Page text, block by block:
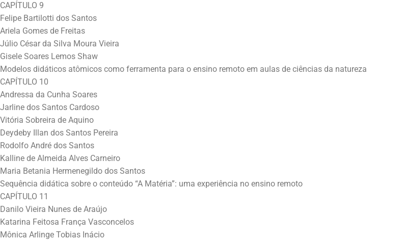
CAPÍTULO 9
Felipe Bartilotti dos Santos
Ariela Gomes de Freitas
Júlio César da Silva Moura Vieira
Gisele Soares Lemos Shaw
Modelos didáticos atômicos como ferramenta para o ensino remoto em aulas de ciências da natureza
CAPÍTULO 10
Andressa da Cunha Soares
Jarline dos Santos Cardoso
Vitória Sobreira de Aquino
Deydeby Illan dos Santos Pereira
Rodolfo André dos Santos
Kalline de Almeida Alves Carneiro
Maria Betania Hermenegildo dos Santos
Sequência didática sobre o conteúdo “A Matéria”: uma experiência no ensino remoto
CAPÍTULO 11
Danilo Vieira Nunes de Araújo
Katarina Feitosa França Vasconcelos
Mônica Arlinge Tobias Inácio